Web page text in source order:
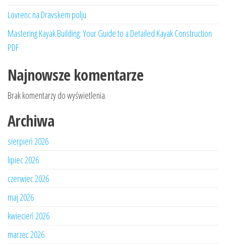
Lovrenc na Dravskem polju
Mastering Kayak Building: Your Guide to a Detailed Kayak Construction
PDF
Najnowsze komentarze
Brak komentarzy do wyświetlenia.
Archiwa
sierpień 2026
lipiec 2026
czerwiec 2026
maj 2026
kwiecień 2026
marzec 2026